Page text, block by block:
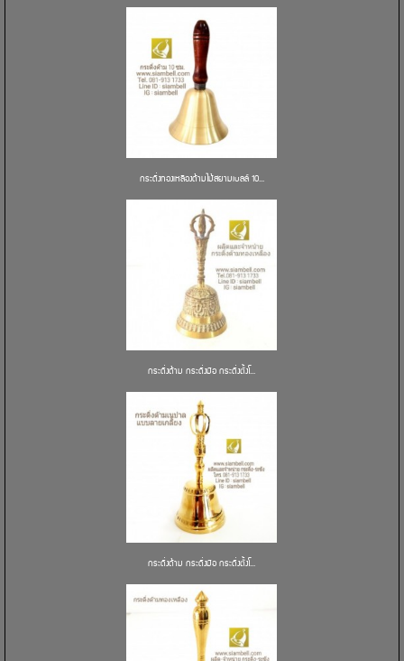
กระดิ่งทองเหลืองด้ามไม้สยามเบลล์ 10...
กระดิ่งด้าม กระดิ่งมือ กระดิ่งตั้งโ...
กระดิ่งด้าม กระดิ่งมือ กระดิ่งตั้งโ...